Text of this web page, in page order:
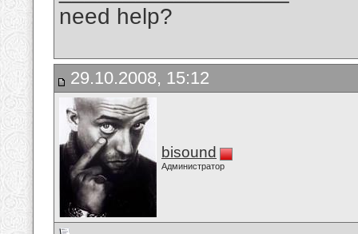
need help?
29.10.2008, 15:12
bisound
Администратор